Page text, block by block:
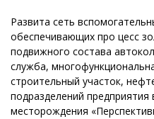
Развита сеть
обеспечивающих про цесс
подвижного состава
служба,
строительный участок,
подразделений предприятия
месторождения